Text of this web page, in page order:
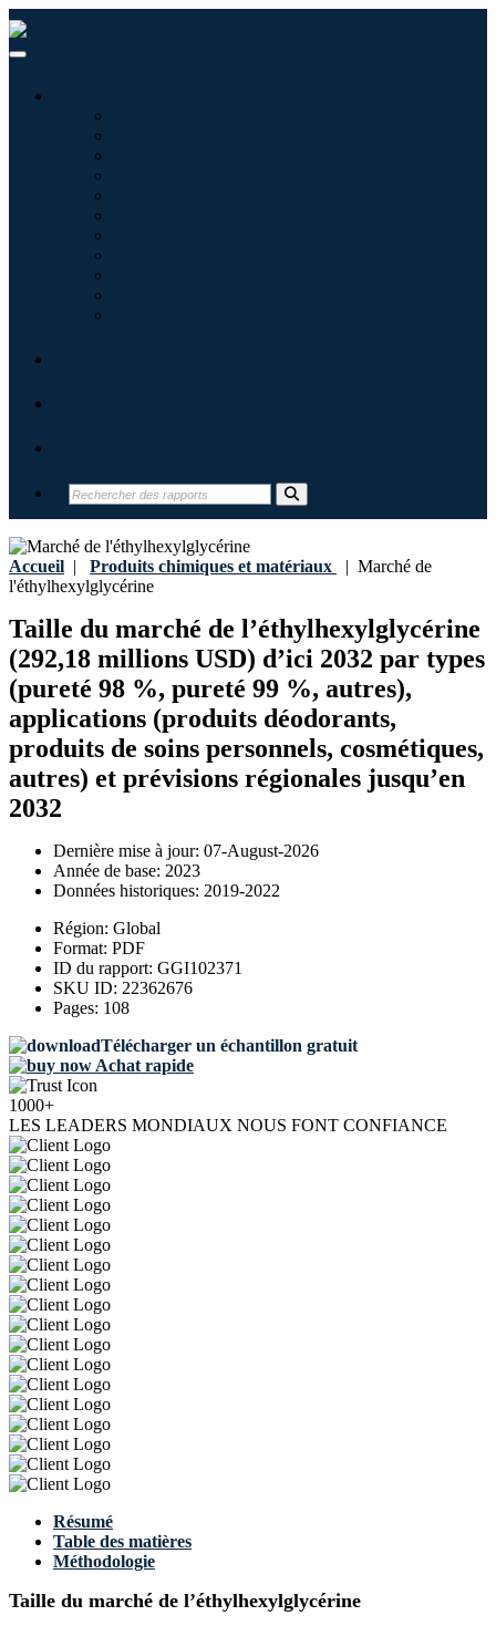
Accueil | Produits chimiques et matériaux | Marché de
l'éthylhexylglycérine
Taille du marché de l’éthylhexylglycérine
(292,18 millions USD) d’ici 2032 par types
(pureté 98 %, pureté 99 %, autres),
applications (produits déodorants,
produits de soins personnels, cosmétiques,
autres) et prévisions régionales jusqu’en
2032
Dernière mise à jour: 07-August-2026
Année de base: 2023
Données historiques: 2019-2022
Région: Global
Format: PDF
ID du rapport: GGI102371
SKU ID: 22362676
Pages: 108
Télécharger un échantillon gratuit
Achat rapide
1000+
LES LEADERS MONDIAUX NOUS FONT CONFIANCE
Résumé
Table des matières
Méthodologie
Taille du marché de l’éthylhexylglycérine